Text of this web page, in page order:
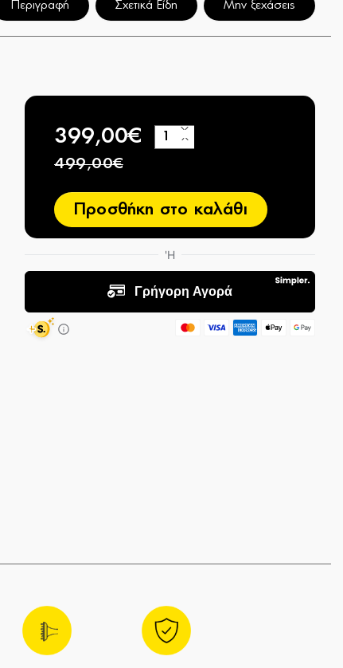
Περιγραφή Σχετικά Είδη Μην ξεχάσεις
399,00€
499,00€
−
+
Προσθήκη στο καλάθι